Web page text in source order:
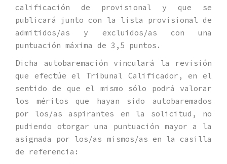
calificación de provisional y que se
publicará junto con la lista provisional de
admitidos/as y excluidos/as con una
puntuación máxima de 3,5 puntos.
Dicha autobaremación vinculará la revisión
que efectúe el Tribunal Calificador, en el
sentido de que el mismo sólo podrá valorar
los méritos que hayan sido autobaremados
por los/as aspirantes en la solicitud, no
pudiendo otorgar una puntuación mayor a la
asignada por los/as mismos/as en la casilla
de referencia: